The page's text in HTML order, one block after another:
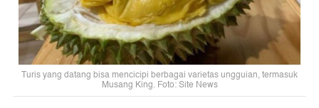
Turis yang datang bisa mencicipi berbagai varietas ungguian, termasuk
Musang King. Foto: Site News